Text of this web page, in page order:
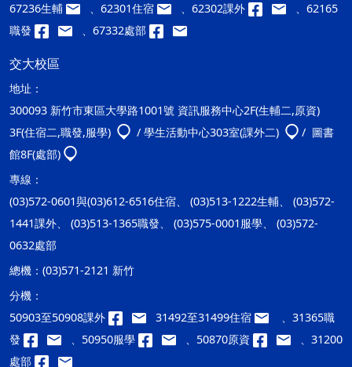
67236生輔
、62301住宿 、62302課外
、62165
職發
、67332處部
交大校區
地址：
300093 新竹市東區大學路1001號 資訊服務中心2F(生輔二,原資)
3F(住宿二,職發,服學)
/ 學生活動中心303室(課外二)
/ 圖書
館8F(處部)
專線：
(03)572-0601與(03)612-6516住宿、 (03)513-1222生輔、 (03)572-
1441課外、 (03)513-1365職發、 (03)575-0001服學、 (03)572-
0632處部
總機： (03)571-2121 新竹
分機：
50903至50908課外
31492至31499住宿
、31365職
發
、50950服學 、50870原資
、31200
處部